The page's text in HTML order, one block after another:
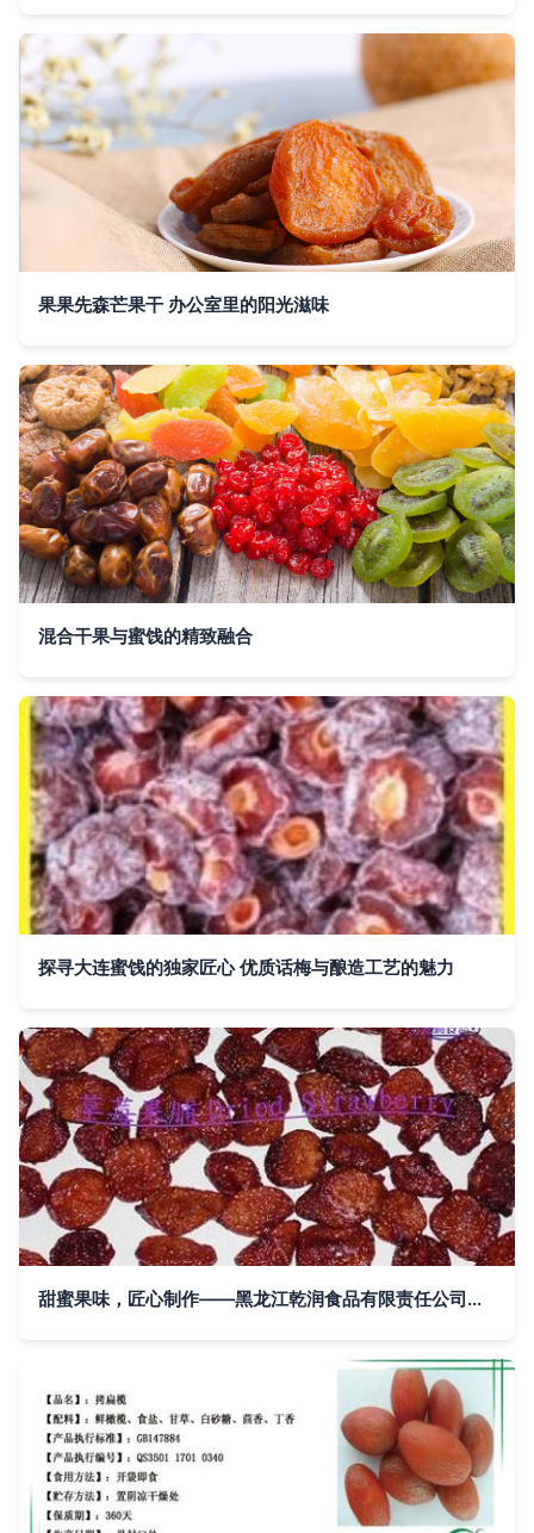
果果先森芒果干 办公室里的阳光滋味
混合干果与蜜饯的精致融合
探寻大连蜜饯的独家匠心 优质话梅与酿造工艺的魅力
甜蜜果味，匠心制作——黑龙江乾润食品有限责任公司草莓系列产品全览